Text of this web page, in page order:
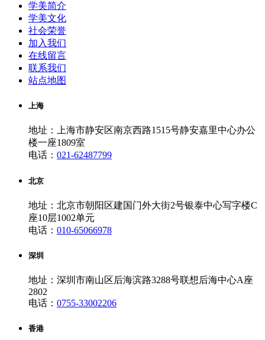
学美简介
学美文化
社会荣誉
加入我们
在线留言
联系我们
站点地图
上海
地址：上海市静安区南京西路1515号静安嘉里中心办公
楼一座1809室
电话： 021-62487799
北京
地址：北京市朝阳区建国门外大街2号银泰中心写字楼C
座10层1002单元
电话： 010-65066978
深圳
地址：深圳市南山区后海滨路3288号联想后海中心A座
2802
电话： 0755-33002206
香港